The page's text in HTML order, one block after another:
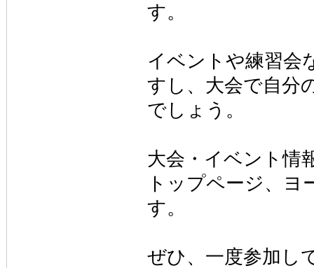
す。
イベントや練習会
すし、大会で自分
でしょう。
大会・イベント情
トップページ、ヨ
す。
ぜひ、一度参加し